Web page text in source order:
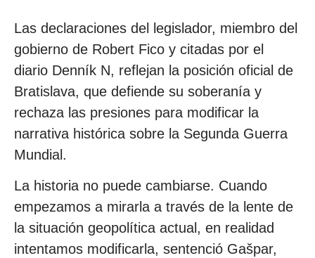
Las declaraciones del legislador, miembro del
gobierno de Robert Fico y citadas por el
diario Denník N, reflejan la posición oficial de
Bratislava, que defiende su soberanía y
rechaza las presiones para modificar la
narrativa histórica sobre la Segunda Guerra
Mundial.
La historia no puede cambiarse. Cuando
empezamos a mirarla a través de la lente de
la situación geopolítica actual, en realidad
intentamos modificarla, sentenció Gašpar,